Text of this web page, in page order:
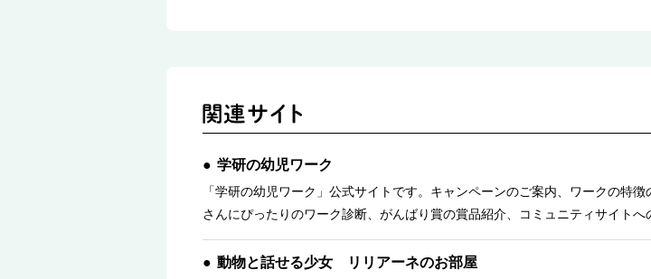
学研の幼児ワーク
「学研の幼児ワーク」公式サイトです。キャンペーンのご案内、ワークの特
さんにぴったりのワーク診断、がんばり賞の賞品紹介、コミュニティサイトへ
動物と話せる少女 リリアーネのお部屋